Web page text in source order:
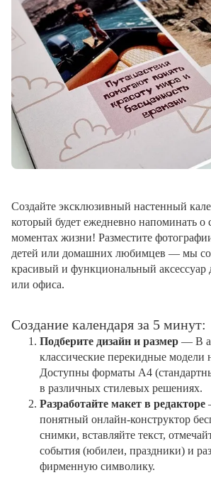
Создайте эксклюзивный настенный
который будет ежедневно напоминать о
моментах жизни! Разместите
детей или домашних любимцев — мы
красивый и функциональный аксессуар
или офиса.
Создание календаря за 5 минут:
Подберите дизайн и размер — В
классические перекидные модели
Доступны форматы А4
в различных стилевых решениях.
Разработайте макет в редакторе
понятный онлайн-конструктор
снимки, вставляйте текст,
события (юбилеи, праздники) и
фирменную символику.